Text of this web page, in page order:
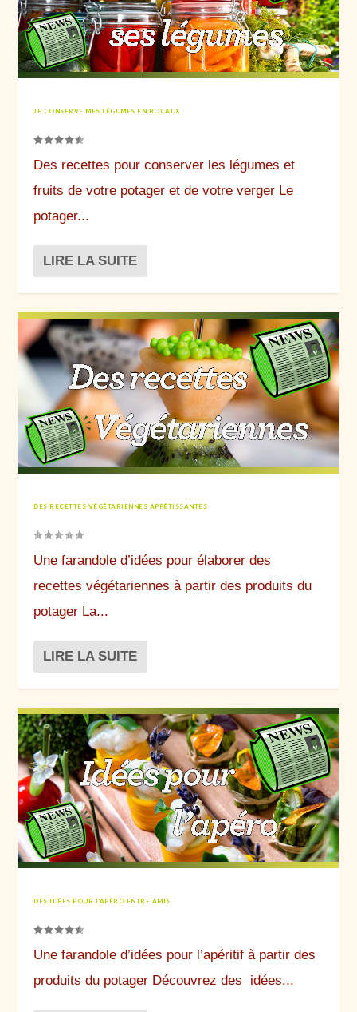
JE CONSERVE MES LÉGUMES EN BOCAUX
Des recettes pour conserver les légumes et
fruits de votre potager et de votre verger Le
potager...
LIRE LA SUITE
DES RECETTES VÉGÉTARIENNES APPÉTISSANTES
Une farandole d’idées pour élaborer des
recettes végétariennes à partir des produits du
potager La...
LIRE LA SUITE
DES IDÉES POUR L’APÉRO ENTRE AMIS
Une farandole d’idées pour l’apéritif à partir des
produits du potager Découvrez des idées...